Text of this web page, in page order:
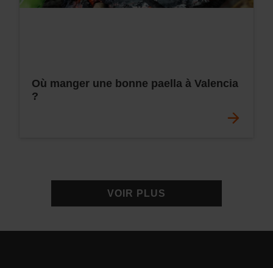
Où manger une bonne paella à Valencia
?
VOIR PLUS